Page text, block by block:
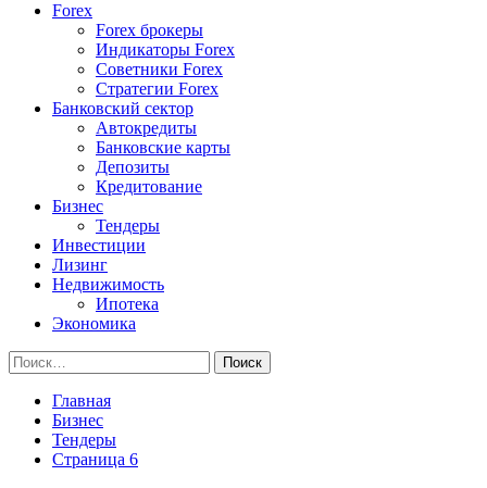
Forex
Forex брокеры
Индикаторы Forex
Советники Forex
Стратегии Forex
Банковский сектор
Автокредиты
Банковские карты
Депозиты
Кредитование
Бизнес
Тендеры
Инвестиции
Лизинг
Недвижимость
Ипотека
Экономика
Найти:
Главная
Бизнес
Тендеры
Страница 6